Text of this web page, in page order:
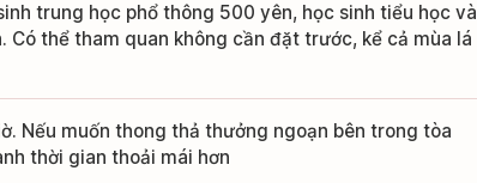
trung học phổ thông 500 yên, học sinh tiểu học và
Có thể tham quan không cần đặt trước, kể cả mùa lá
Nếu muốn thong thả thưởng ngoạn bên trong tòa
thời gian thoải mái hơn